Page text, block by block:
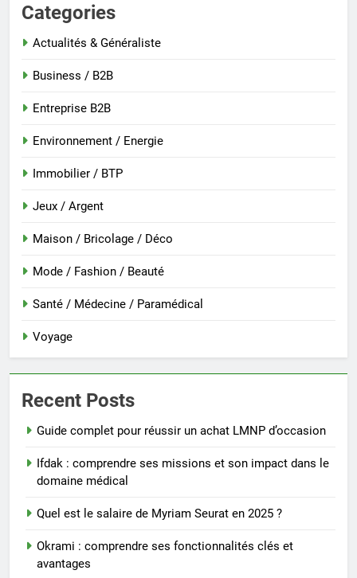
Categories
Actualités & Généraliste
Business / B2B
Entreprise B2B
Environnement / Energie
Immobilier / BTP
Jeux / Argent
Maison / Bricolage / Déco
Mode / Fashion / Beauté
Santé / Médecine / Paramédical
Voyage
Recent Posts
Guide complet pour réussir un achat LMNP d’occasion
Ifdak : comprendre ses missions et son impact dans le
domaine médical
Quel est le salaire de Myriam Seurat en 2025 ?
Okrami : comprendre ses fonctionnalités clés et
avantages